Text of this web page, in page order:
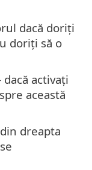
dacă doriți
doriți să o
dacă activați
această
dreapta